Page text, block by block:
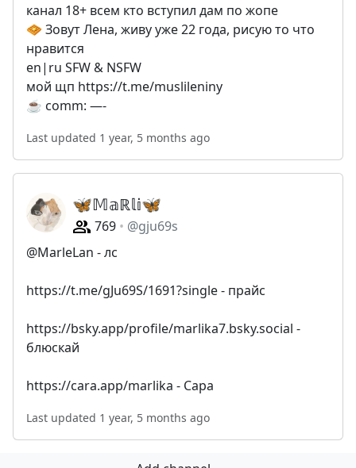
канал 18+ всем кто вступил дам по жопе
🧇 Зовут Лена, живу уже 22 года, рисую то что
нравится
en|ru SFW & NSFW
мой щп https://t.me/muslileniny
☕️ comm: —-
Last updated 1 year, 5 months ago
🦋𝕄𝕒ℝ𝕝𝕚🦋
769
@gju69s
@MarleLan - лс
https://t.me/gJu69S/1691?single - прайс
https://bsky.app/profile/marlika7.bsky.social -
блюскай
https://cara.app/marlika - Сара
Last updated 1 year, 5 months ago